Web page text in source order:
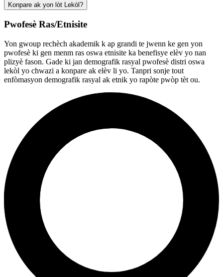
Konpare ak yon lòt Lekòl?
Pwofesè Ras/Etnisite
Yon gwoup rechèch akademik k ap grandi te jwenn ke gen yon
pwofesè ki gen menm ras oswa etnisite ka benefisye elèv yo nan
plizyè fason. Gade ki jan demografik rasyal pwofesè distri oswa
lekòl yo chwazi a konpare ak elèv li yo. Tanpri sonje tout
enfòmasyon demografik rasyal ak etnik yo rapòte pwòp tèt ou.